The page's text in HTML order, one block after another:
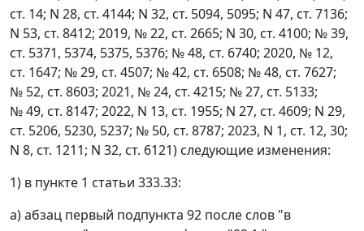
ст. 14; N 28, ст. 4144; N 32, ст. 5094, 5095; N 47, ст. 7136;
N 53, ст. 8412; 2019, № 22, ст. 2665; N 30, ст. 4100; № 39,
ст. 5371, 5374, 5375, 5376; № 48, ст. 6740; 2020, № 12,
ст. 1647; № 29, ст. 4507; № 42, ст. 6508; № 48, ст. 7627;
№ 52, ст. 8603; 2021, № 24, ст. 4215; № 27, ст. 5133;
№ 49, ст. 8147; 2022, N 13, ст. 1955; N 27, ст. 4609; N 29,
ст. 5206, 5230, 5237; № 50, ст. 8787; 2023, N 1, ст. 12, 30;
N 8, ст. 1211; N 32, ст. 6121) следующие изменения:
1) в пункте 1 статьи 333.33:
а) абзац первый подпункта 92 после слов "в